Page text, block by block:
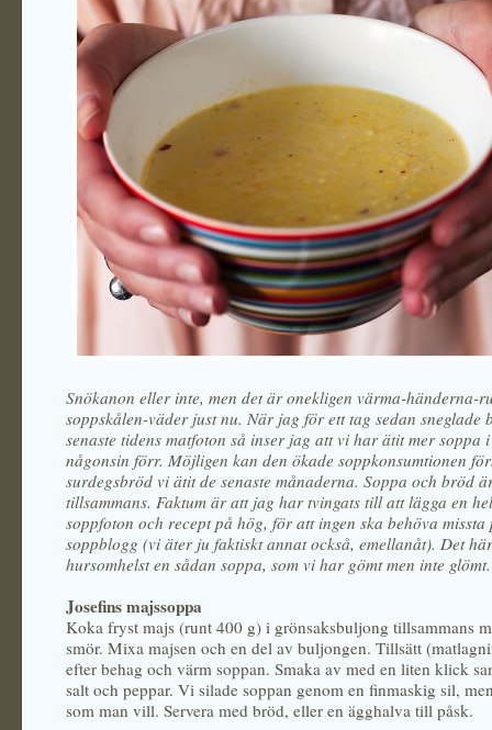
Snökanon eller inte, men det är onekligen värma-händerna-
soppskålen-väder just nu. När jag för ett tag sedan sneglade
senaste tidens matfoton så inser jag att vi har ätit mer soppa
någonsin förr. Möjligen kan den ökade soppkonsumtionen
surdegsbröd vi ätit de senaste månaderna. Soppa och bröd
tillsammans. Faktum är att jag har tvingats till att lägga en
soppfoton och recept på hög, för att ingen ska behöva
soppblogg (vi äter ju faktiskt annat också, emellanåt). Det
hursomhelst en sådan soppa, som vi har gömt men inte glömt.
Josefins majssoppa
Koka fryst majs (runt 400 g) i grönsaksbuljong tillsammans
smör. Mixa majsen och en del av buljongen. Tillsätt
efter behag och värm soppan. Smaka av med en liten klick
salt och peppar. Vi silade soppan genom en finmaskig sil,
som man vill. Servera med bröd, eller en ägghalva till påsk.